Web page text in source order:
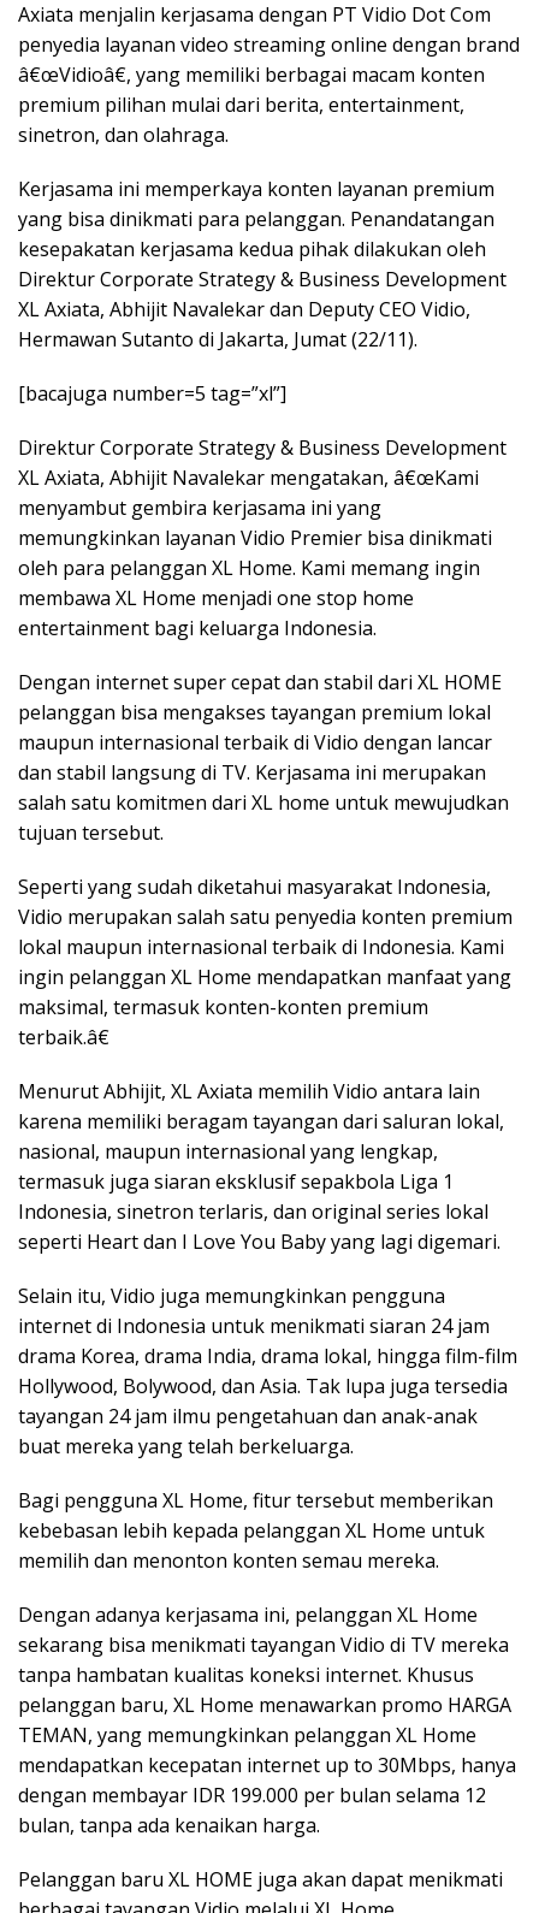
Axiata menjalin kerjasama dengan PT Vidio Dot Com
penyedia layanan video streaming online dengan brand
â€œVidioâ€, yang memiliki berbagai macam konten
premium pilihan mulai dari berita, entertainment,
sinetron, dan olahraga.
Kerjasama ini memperkaya konten layanan premium
yang bisa dinikmati para pelanggan. Penandatangan
kesepakatan kerjasama kedua pihak dilakukan oleh
Direktur Corporate Strategy & Business Development
XL Axiata, Abhijit Navalekar dan Deputy CEO Vidio,
Hermawan Sutanto di Jakarta, Jumat (22/11).
[bacajuga number=5 tag=”xl”]
Direktur Corporate Strategy & Business Development
XL Axiata, Abhijit Navalekar mengatakan, â€œKami
menyambut gembira kerjasama ini yang
memungkinkan layanan Vidio Premier bisa dinikmati
oleh para pelanggan XL Home. Kami memang ingin
membawa XL Home menjadi one stop home
entertainment bagi keluarga Indonesia.
Dengan internet super cepat dan stabil dari XL HOME
pelanggan bisa mengakses tayangan premium lokal
maupun internasional terbaik di Vidio dengan lancar
dan stabil langsung di TV. Kerjasama ini merupakan
salah satu komitmen dari XL home untuk mewujudkan
tujuan tersebut.
Seperti yang sudah diketahui masyarakat Indonesia,
Vidio merupakan salah satu penyedia konten premium
lokal maupun internasional terbaik di Indonesia. Kami
ingin pelanggan XL Home mendapatkan manfaat yang
maksimal, termasuk konten-konten premium
terbaik.â€
Menurut Abhijit, XL Axiata memilih Vidio antara lain
karena memiliki beragam tayangan dari saluran lokal,
nasional, maupun internasional yang lengkap,
termasuk juga siaran eksklusif sepakbola Liga 1
Indonesia, sinetron terlaris, dan original series lokal
seperti Heart dan I Love You Baby yang lagi digemari.
Selain itu, Vidio juga memungkinkan pengguna
internet di Indonesia untuk menikmati siaran 24 jam
drama Korea, drama India, drama lokal, hingga film-film
Hollywood, Bolywood, dan Asia. Tak lupa juga tersedia
tayangan 24 jam ilmu pengetahuan dan anak-anak
buat mereka yang telah berkeluarga.
Bagi pengguna XL Home, fitur tersebut memberikan
kebebasan lebih kepada pelanggan XL Home untuk
memilih dan menonton konten semau mereka.
Dengan adanya kerjasama ini, pelanggan XL Home
sekarang bisa menikmati tayangan Vidio di TV mereka
tanpa hambatan kualitas koneksi internet. Khusus
pelanggan baru, XL Home menawarkan promo HARGA
TEMAN, yang memungkinkan pelanggan XL Home
mendapatkan kecepatan internet up to 30Mbps, hanya
dengan membayar IDR 199.000 per bulan selama 12
bulan, tanpa ada kenaikan harga.
Pelanggan baru XL HOME juga akan dapat menikmati